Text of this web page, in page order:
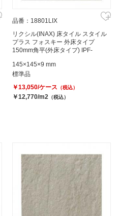
品番：18801LIX
リクシル(INAX) 床タイル スタイル
プラス フォスキー 外床タイプ
150mm角平(外床タイプ) IPF-
145×145×9 mm
標準品
￥13,050/ケース （税込）
￥12,770/m2 （税込）